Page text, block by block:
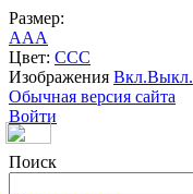
Размер:
AAA
Цвет: CCC
Изображения Вкл.Выкл.
Обычная версия сайта
Войти
Поиск